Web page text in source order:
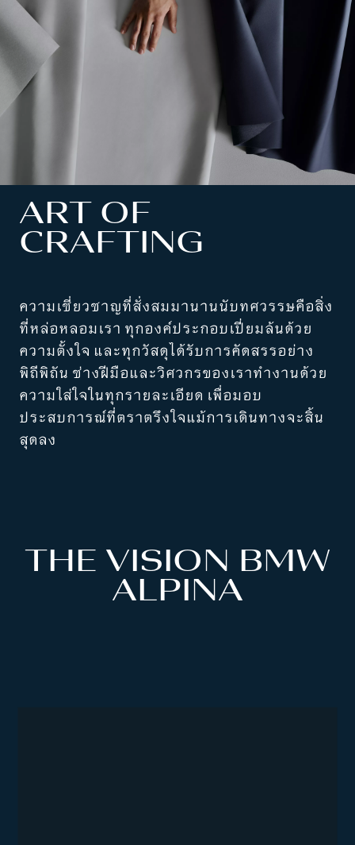
ART OF
CRAFTING
ความเชี่ยวชาญที่สั่งสมมานานนับทศวรรษคือสิ่ง
ที่หล่อหลอมเรา ทุกองค์ประกอบเปี่ยมล้นด้วย
ความตั้งใจ และทุกวัสดุได้รับการคัดสรรอย่าง
พิถีพิถัน ช่างฝีมือและวิศวกรของเราทำงานด้วย
ความใส่ใจในทุกรายละเอียด เพื่อมอบ
ประสบการณ์ที่ตราตรึงใจแม้การเดินทางจะสิ้น
สุดลง
THE VISION BMW
ALPINA